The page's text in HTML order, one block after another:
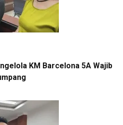
KM Barcelona 5A Wajib